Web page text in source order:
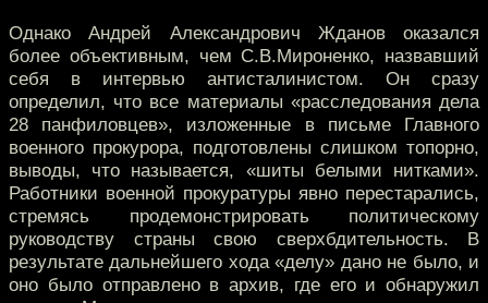
Однако Андрей Александрович Жданов оказался
более объективным, чем С.В.Мироненко, назвавший
себя в интервью антисталинистом. Он сразу
определил, что все материалы «расследования дела
28 панфиловцев», изложенные в письме Главного
военного прокурора, подготовлены слишком топорно,
выводы, что называется, «шиты белыми нитками».
Работники военной прокуратуры явно перестарались,
стремясь продемонстрировать политическому
руководству страны свою сверхбдительность. В
результате дальнейшего хода «делу» дано не было, и
оно было отправлено в архив, где его и обнаружил